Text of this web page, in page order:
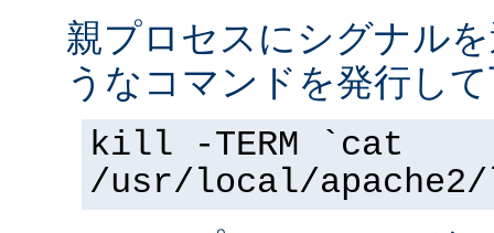
親プロセスにシグナル
うなコマンドを発行し
kill -TERM `cat
/usr/local/